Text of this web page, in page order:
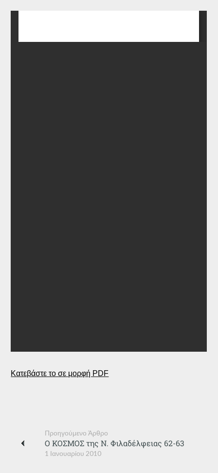
Κατεβάστε το σε μορφή PDF
Προηγούμενο Άρθρο
1 Ιανουαρίου 2010
Ο ΚΟΣΜΟΣ της Ν. Φιλαδέλφειας 62-63